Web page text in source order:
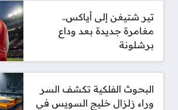
تير شتيغن إلى أياكس..
مغامرة جديدة بعد وداع
برشلونة
البحوث الفلكية تكشف السر
وراء زلزال خليج السويس في